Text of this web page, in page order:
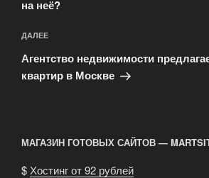
на неё?
Следующая
запись
ДАЛЕЕ
Агентство недвижимости
квартир в Москве
МАГАЗИН ГОТОВЫХ САЙТОВ —
$ Хостинг от 92 рублей